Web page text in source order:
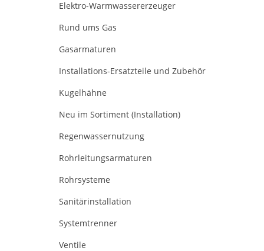
Elektro-Warmwassererzeuger
Rund ums Gas
Gasarmaturen
Installations-Ersatzteile und Zubehör
Kugelhähne
Neu im Sortiment (Installation)
Regenwassernutzung
Rohrleitungsarmaturen
Rohrsysteme
Sanitärinstallation
Systemtrenner
Ventile